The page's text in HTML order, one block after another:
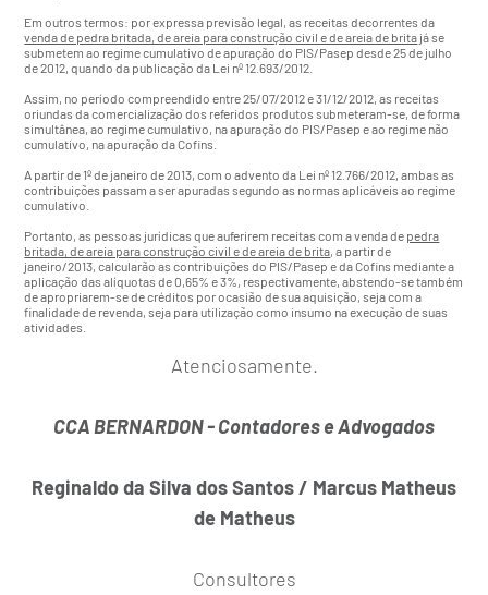
Em outros termos: por expressa previsão legal, as receitas decorrentes da
venda de pedra britada, de areia para construção civil e de areia de brita já se
submetem ao regime cumulativo de apuração do PIS/Pasep desde 25 de julho
de 2012, quando da publicação da Lei nº 12.693/2012.
Assim, no período compreendido entre 25/07/2012 e 31/12/2012, as receitas
oriundas da comercialização dos referidos produtos submeteram-se, de forma
simultânea, ao regime cumulativo, na apuração do PIS/Pasep e ao regime não
cumulativo, na apuração da Cofins.
A partir de 1º de janeiro de 2013, com o advento da Lei nº 12.766/2012, ambas as
contribuições passam a ser apuradas segundo as normas aplicáveis ao regime
cumulativo.
Portanto, as pessoas jurídicas que auferirem receitas com a venda de pedra
britada, de areia para construção civil e de areia de brita, a partir de
janeiro/2013, calcularão as contribuições do PIS/Pasep e da Cofins mediante a
aplicação das alíquotas de 0,65% e 3%, respectivamente, abstendo-se também
de apropriarem-se de créditos por ocasião de sua aquisição, seja com a
finalidade de revenda, seja para utilização como insumo na execução de suas
atividades.
Atenciosamente.
CCA BERNARDON - Contadores e Advogados
Reginaldo da Silva dos Santos / Marcus Matheus
de Matheus
Consultores